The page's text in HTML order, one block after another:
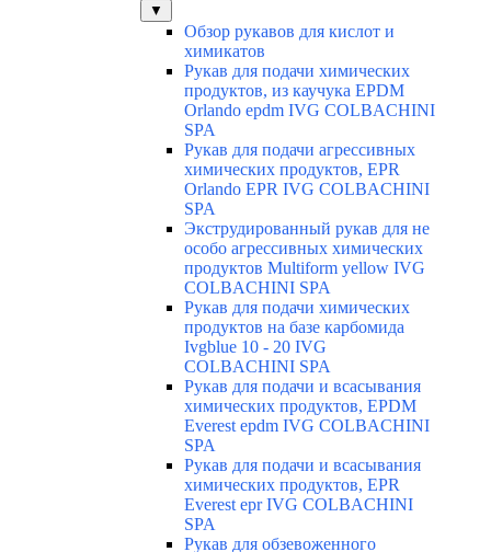
▼
Обзор рукавов для кислот и
химикатов
Рукав для подачи химических
продуктов, из каучука EPDM
Orlando epdm IVG COLBACHINI
SPA
Рукав для подачи агрессивных
химических продуктов, EPR
Orlando EPR IVG COLBACHINI
SPA
Экструдированный рукав для не
особо агрессивных химических
продуктов Multiform yellow IVG
COLBACHINI SPA
Рукав для подачи химических
продуктов на базе карбомида
Ivgblue 10 - 20 IVG
COLBACHINI SPA
Рукав для подачи и всасывания
химических продуктов, EPDM
Everest epdm IVG COLBACHINI
SPA
Рукав для подачи и всасывания
химических продуктов, EPR
Everest epr IVG COLBACHINI
SPA
Рукав для обзевоженного